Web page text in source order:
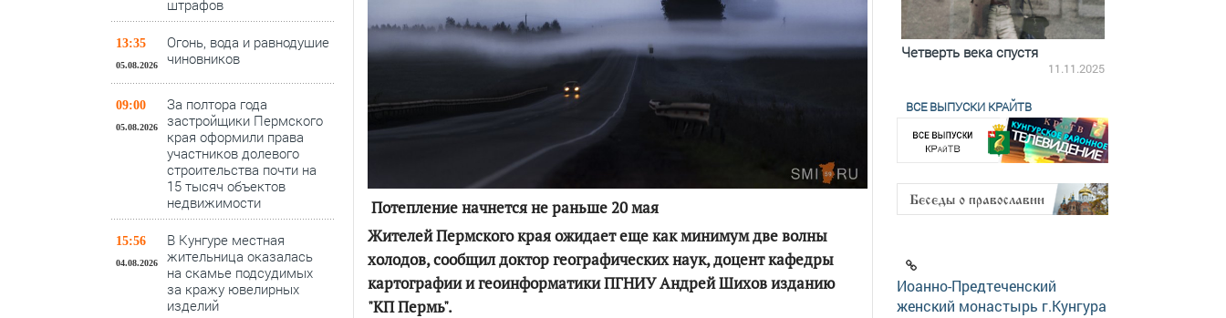
штрафов
13:35
05.08.2026
Огонь, вода и равнодушие
чиновников
09:00
05.08.2026
За полтора года
застройщики Пермского
края оформили права
участников долевого
строительства почти на
15 тысяч объектов
недвижимости
15:56
04.08.2026
В Кунгуре местная
жительница оказалась
на скамье подсудимых
за кражу ювелирных
изделий
Потепление начнется не раньше 20 мая
Жителей Пермского края ожидает еще как минимум две волны
холодов, сообщил доктор географических наук, доцент кафедры
картографии и геоинформатики ПГНИУ Андрей Шихов изданию
"КП Пермь".
По итогам первой пятилетки Четверть века спустя
11.11.2025
ВСЕ ВЫПУСКИ КРАЙТВ
Иоанно-Предтеченский
женский монастырь г.Кунгура